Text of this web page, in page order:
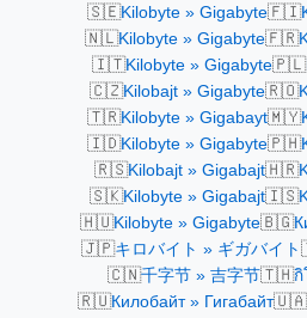
🇸🇪Kilobyte » Gigabyte🇫🇮
🇳🇱Kilobyte » Gigabyte🇫🇷
🇮🇹Kilobyte » Gigabyte🇵🇱
🇨🇿Kilobajt » Gigabyte🇷🇴
🇹🇷Kilobyte » Gigabayt🇲🇾
🇮🇩Kilobyte » Gigabyte🇵🇭
🇷🇸Kilobajt » Gigabajt🇭🇷
🇸🇰Kilobyte » Gigabajt🇮🇸
🇭🇺Kilobyte » Gigabyte🇧🇬
🇯🇵キロバイト » ギガバイト
🇨🇳千字节 » 吉字节🇹🇭กิ
🇷🇺Килобайт » Гигабайт🇺🇦